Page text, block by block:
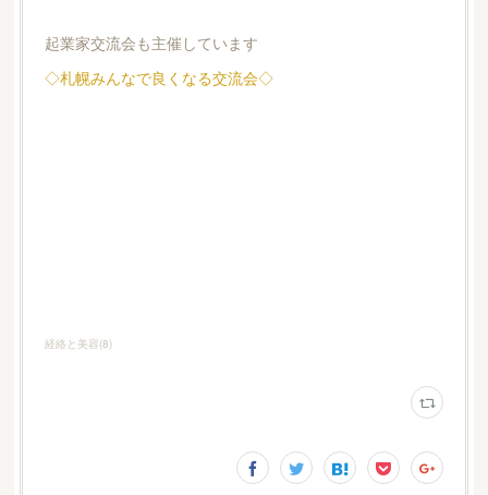
起業家交流会も主催しています
◇札幌みんなで良くなる交流会◇
経絡と美容(8)